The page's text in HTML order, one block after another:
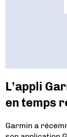
L’appli
en temps
Garmin a